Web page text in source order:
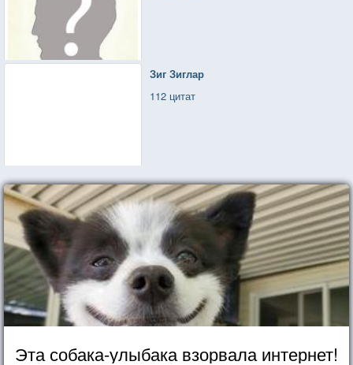
Зиг Зиглар
112 цитат
Эта собака-улыбака взорвала интернет!